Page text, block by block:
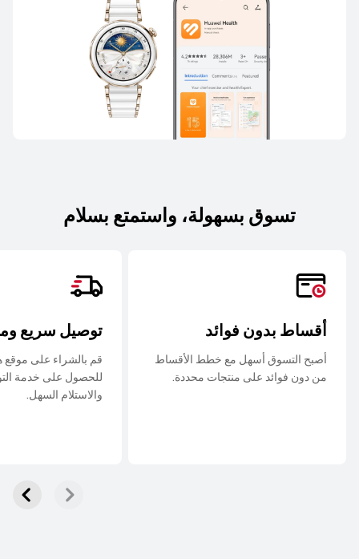
تسوق بسهولة، واستمتع بسلام
أقساط بدون فوائد
أصبح التسوق أسهل مع خطط الأقساط
من دون فوائد على منتجات محددة.
توصيل سريع
قم بالشراء على
للحصول على خدمة
والاستلام السهل.